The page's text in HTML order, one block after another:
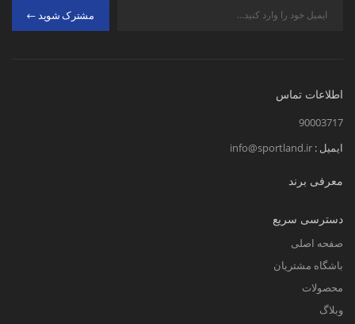
مشترک شوید
اطلاعات تماس
90003717
ایمیل : info@sportland.ir
معرفی برند
دسترسی سریع
صفحه اصلی
باشگاه مشتریان
محصولات
وبلاگ